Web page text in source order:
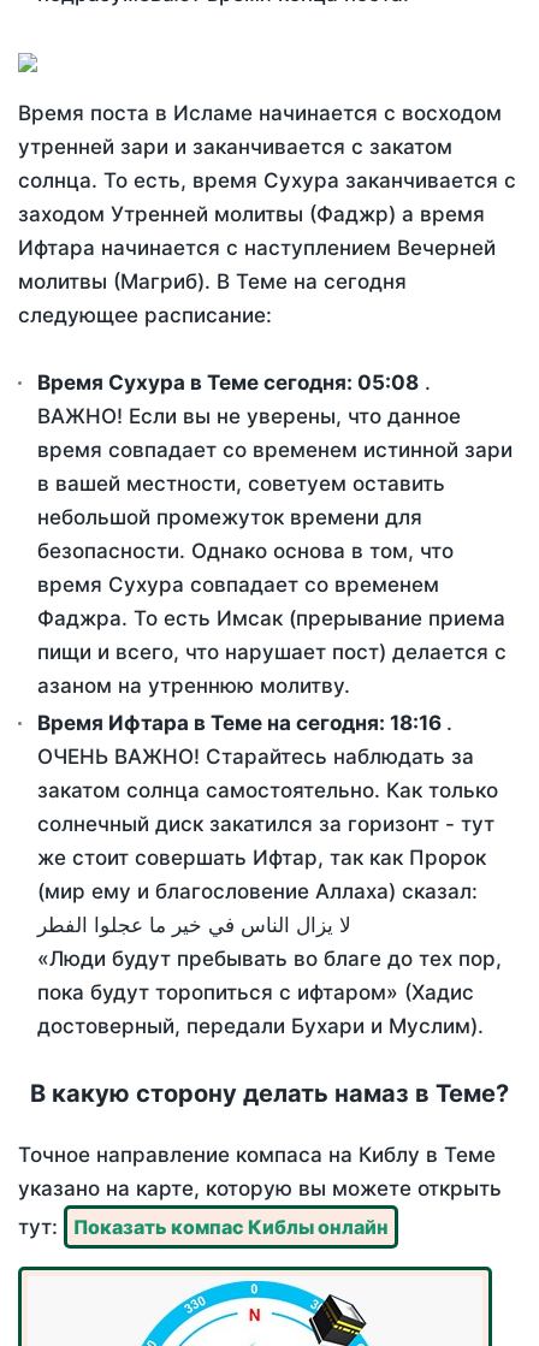
Время поста в Исламе начинается с восходом
утренней зари и заканчивается с закатом
солнца. То есть, время Сухура заканчивается с
заходом Утренней молитвы (Фаджр) а время
Ифтара начинается с наступлением Вечерней
молитвы (Магриб). В Теме на сегодня
следующее расписание:
Время Сухура в Теме сегодня: 05:08 .
ВАЖНО! Если вы не уверены, что данное
время совпадает со временем истинной зари
в вашей местности, советуем оставить
небольшой промежуток времени для
безопасности. Однако основа в том, что
время Сухура совпадает со временем
Фаджра. То есть Имсак (прерывание приема
пищи и всего, что нарушает пост) делается с
азаном на утреннюю молитву.
Время Ифтара в Теме на сегодня: 18:16 .
ОЧЕНЬ ВАЖНО! Старайтесь наблюдать за
закатом солнца самостоятельно. Как только
солнечный диск закатился за горизонт - тут
же стоит совершать Ифтар, так как Пророк
(мир ему и благословение Аллаха) сказал:
لا يزال الناس في خير ما عجلوا الفطر
«Люди будут пребывать во благе до тех пор,
пока будут торопиться с ифтаром» (Хадис
достоверный, передали Бухари и Муслим).
В какую сторону делать намаз в Теме?
Точное направление компаса на Киблу в Теме
указано на карте, которую вы можете открыть
тут:
Показать компас Киблы онлайн